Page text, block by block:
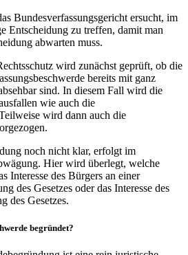
Bundesverfassungsgericht ersucht, im
Entscheidung zu treffen, damit man
abwarten muss.
wird zunächst geprüft, ob die
bereits mit ganz
sind. In diesem Fall wird die
wie auch die
wird dann auch die
noch nicht klar, erfolgt im
Hier wird überlegt, welche
Interesse des Bürgers an einer
des Gesetzes oder das Interesse des
des Gesetzes.
begründet?